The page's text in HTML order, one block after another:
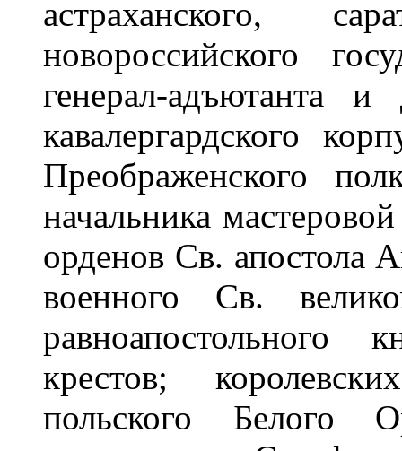
астраханского,
новороссийского
генерал-адъютанта и
кавалергардского
Преображенского
начальника
орденов Св. апостола
военного Св.
равноапостольного
крестов;
польского Белого